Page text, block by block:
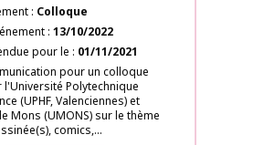
Colloque
13/10/2022
pour le
01/11/2021
pour un colloque
Polytechnique
(UPHF, Valenciennes) et
Mons (UMONS) sur le thème
comics,...